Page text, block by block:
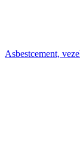
Asbestcement,